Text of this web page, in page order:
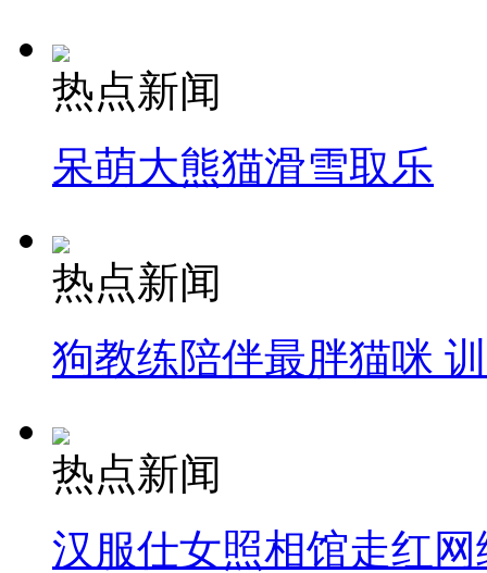
热点新闻
呆萌大熊猫滑雪取乐
热点新闻
狗教练陪伴最胖猫咪
热点新闻
汉服仕女照相馆走红网